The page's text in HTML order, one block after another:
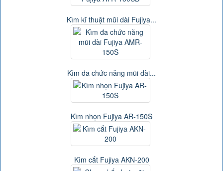
Kìm kĩ thuật mũi dài Fujiya...
Kìm đa chức năng mũi dài...
Kìm nhọn Fujiya AR-150S
Kìm cắt Fujiya AKN-200